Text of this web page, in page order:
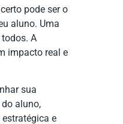
pode ser o
aluno. Uma
A
impacto real e
sua
aluno,
e